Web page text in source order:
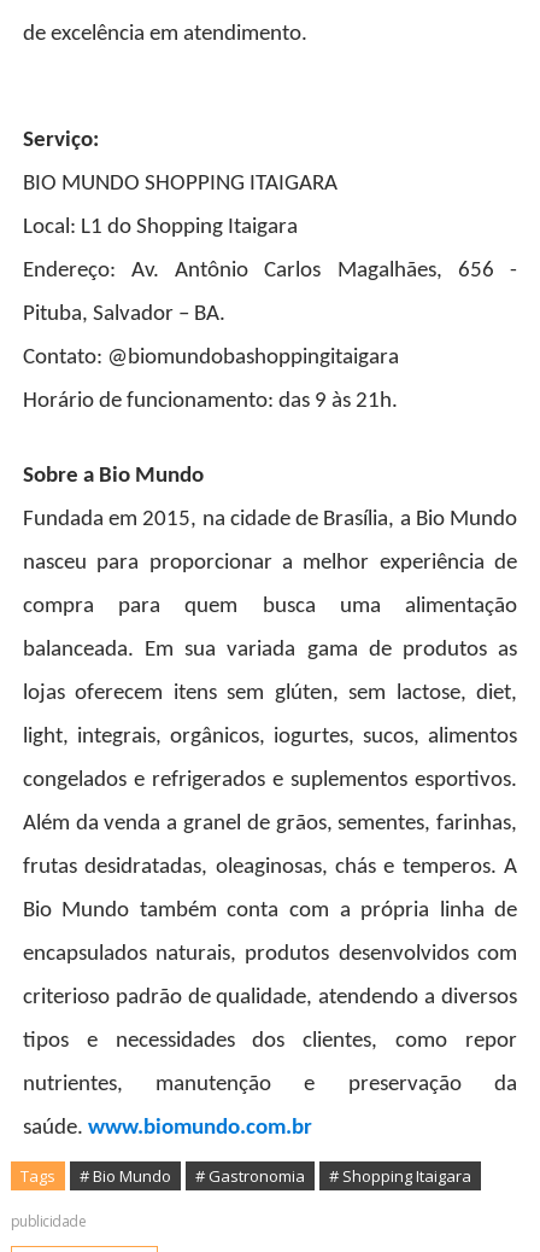
de excelência em atendimento.
Serviço:
BIO MUNDO SHOPPING ITAIGARA
Local: L1 do Shopping Itaigara
Endereço: Av. Antônio Carlos Magalhães, 656 -
Pituba, Salvador – BA.
Contato: @biomundobashoppingitaigara
Horário de funcionamento: das 9 às 21h.
Sobre a Bio Mundo
Fundada em 2015, na cidade de Brasília, a Bio Mundo
nasceu para proporcionar a melhor experiência de
compra para quem busca uma alimentação
balanceada. Em sua variada gama de produtos as
lojas oferecem itens sem glúten, sem lactose, diet,
light, integrais, orgânicos, iogurtes, sucos, alimentos
congelados e refrigerados e suplementos esportivos.
Além da venda a granel de grãos, sementes, farinhas,
frutas desidratadas, oleaginosas, chás e temperos. A
Bio Mundo também conta com a própria linha de
encapsulados naturais, produtos desenvolvidos com
criterioso padrão de qualidade, atendendo a diversos
tipos e necessidades dos clientes, como repor
nutrientes, manutenção e preservação da
saúde. www.biomundo.com.br
Tags # Bio Mundo # Gastronomia # Shopping Itaigara
publicidade